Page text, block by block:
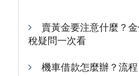
賣黃金要注意什麼？
稅疑問一次看
機車借款怎麼辦？流